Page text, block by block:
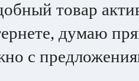
товар
думаю
с